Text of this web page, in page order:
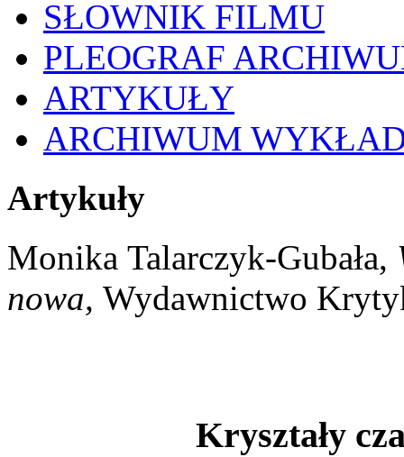
SŁOWNIK FILMU
PLEOGRAF
ARTYKUŁY
ARCHIWUM
Artykuły
Monika Talarczyk-Gubała,
nowa, Wydawnictwo
Kryształy